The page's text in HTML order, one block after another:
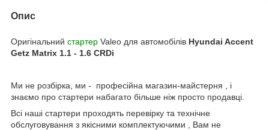
Опис
Оригінальний стартер Valeo для автомобілів Hyundai Accent
Getz Matrix 1.1 - 1.6 CRDi
Ми не розбірка, ми - професійна магазин-майстерня , і
знаємо про стартери набагато більше ніж просто продавці.
Всі наші стартери проходять перевірку та технічне
обслуговування з якісними комплектуючими , Вам не